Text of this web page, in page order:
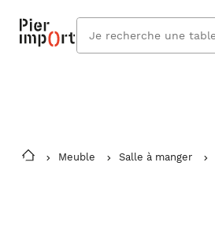
Vous êtes absent ? Pier Import s'adapte
et vous livre à votre retour.
cherchez
vous ?
Meuble Salle à manger